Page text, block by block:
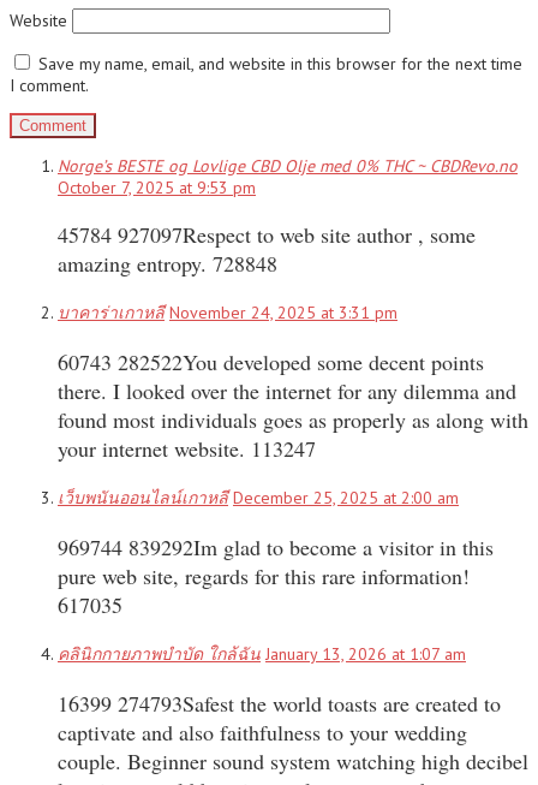
Website
Save my name, email, and website in this browser for the next time
I comment.
Norge’s BESTE og Lovlige CBD Olje med 0% THC ~ CBDRevo.no
October 7, 2025 at 9:53 pm
45784 927097Respect to web site author , some
amazing entropy. 728848
บาคาร่าเกาหลี November 24, 2025 at 3:31 pm
60743 282522You developed some decent points
there. I looked over the internet for any dilemma and
found most individuals goes as properly as along with
your internet website. 113247
เว็บพนันออนไลน์เกาหลี December 25, 2025 at 2:00 am
969744 839292Im glad to become a visitor in this
pure web site, regards for this rare information!
617035
คลินิกกายภาพบำบัด ใกล้ฉัน January 13, 2026 at 1:07 am
16399 274793Safest the world toasts are created to
captivate and also faithfulness to your wedding
couple. Beginner sound system watching high decibel